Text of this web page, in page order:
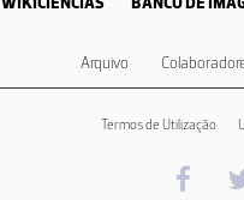
Arquivo
Termos de Utilização